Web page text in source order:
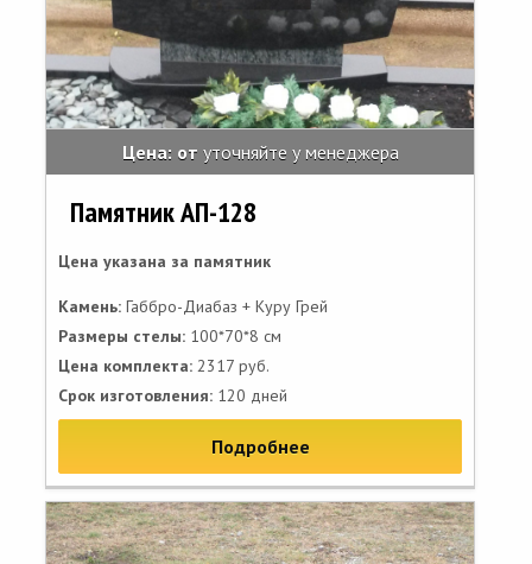
Цена: от уточняйте у менеджера
Памятник АП-128
Цена указана за памятник
Камень: Габбро-Диабаз + Куру Грей
Размеры стелы: 100*70*8 см
Цена комплекта: 2317 руб.
Срок изготовления: 120 дней
Подробнее